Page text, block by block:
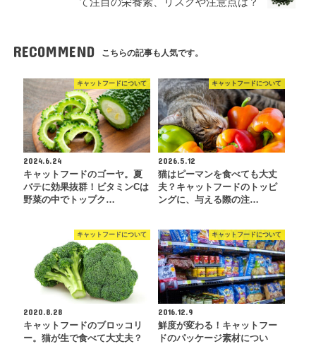
RECOMMEND こちらの記事も人気です。
キャットフードについて
2024.6.24
キャットフードのゴーヤ。夏
バテに効果抜群！ビタミンCは
野菜の中でトップク…
キャットフードについて
2026.5.12
猫はピーマンを食べても大丈
夫？キャットフードのトッピ
ングに、与える際の注…
キャットフードについて
2020.8.28
キャットフードのブロッコリ
ー。猫が生で食べて大丈夫？
キャットフードについて
2016.12.9
鮮度が変わる！キャットフー
ドのパッケージ素材につい